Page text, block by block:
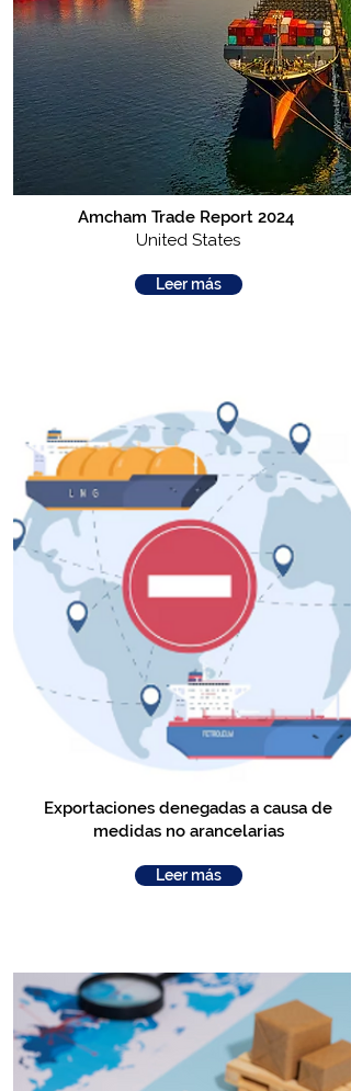
Amcham Trade Report 2024
United States
Leer más
Exportaciones denegadas a causa de
medidas no arancelarias
Leer más